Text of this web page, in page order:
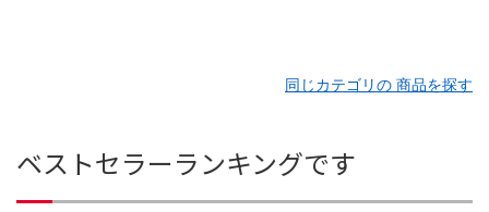
同じカテゴリの 商品を探す
ベストセラーランキングです